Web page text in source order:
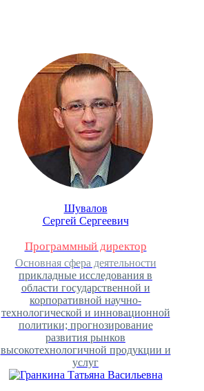
Шувалов
Сергей Сергеевич
Программный директор
Основная сфера деятельности
прикладные исследования в
области государственной и
корпоративной научно-
технологической и инновационной
политики; прогнозирование
развития рынков
высокотехнологичной продукции и
услуг